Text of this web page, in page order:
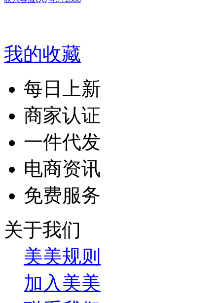
我的收藏
每日上新
商家认证
一件代发
电商资讯
免费服务
关于我们
美美规则
加入美美